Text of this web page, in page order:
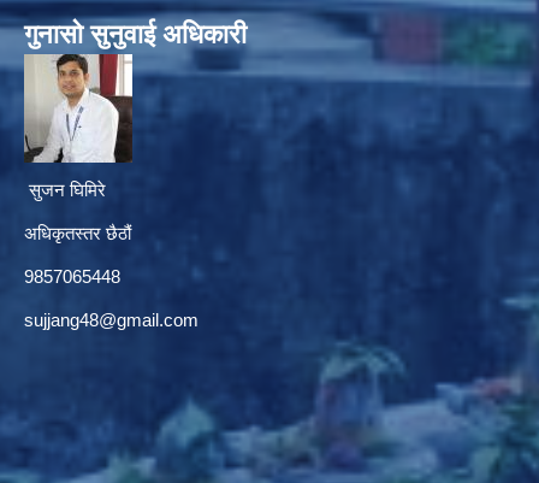
गुनासाे सुनुवाई अधिकारी
सुजन घिमिरे
अधिकृतस्तर छैठौं‌
9857065448
sujjang48@gmail.com